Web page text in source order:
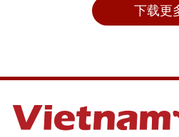
下载更